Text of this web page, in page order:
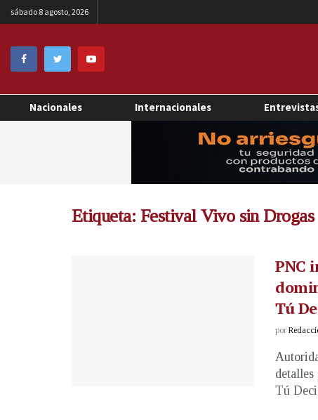
sábado 8 agosto, 2026
Nacionales Internacionales
Etiqueta: Festival Vivo sin Drogas
PNC
Tú
por
Tú